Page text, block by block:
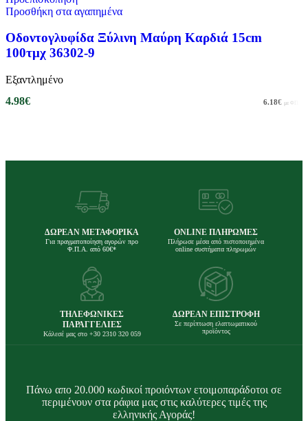
Προσθήκη στα αγαπημένα
Οδοντογλυφίδα Ξύλινη Μαύρη Καρδιά 15cm
100τμχ 36302-9
Εξαντλημένο
4.98€ 6.18€ με ΦΠΑ
ΔΩΡΕΑΝ ΜΕΤΑΦΟΡΙΚΑ
Για πραγματοποίηση αγορών προ
Φ.Π.Α. από 60€*
ONLINE ΠΛΗΡΩΜΕΣ
Πλήρωσε μέσα από πιστοποιημένα
online συστήματα πληρωμών
ΤΗΛΕΦΩΝΙΚΕΣ
ΠΑΡΑΓΓΕΛΙΕΣ
Κάλεσέ μας στο +30 2310 320 059
ΔΩΡΕΑΝ ΕΠΙΣΤΡΟΦΗ
Σε περίπτωση ελαττωματικού
προϊόντος
Πάνω απο 20.000 κωδικοί προιόντων ετοιμοπαράδοτοι σε
περιμένουν στα ράφια μας στις καλύτερες τιμές της
ελληνικής Αγοράς!